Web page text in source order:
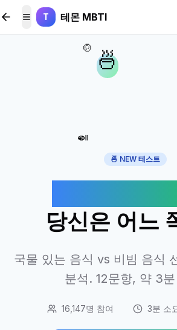
본문 바로가기
메뉴 토글
T 테몬 MBTI
🍜
🍲
🍛
🍜 NEW 테스트
당신은 어느
국물 있는 음식 vs 비빔 음식
분석. 12문항, 약 3
16,147명 참여 3분 소